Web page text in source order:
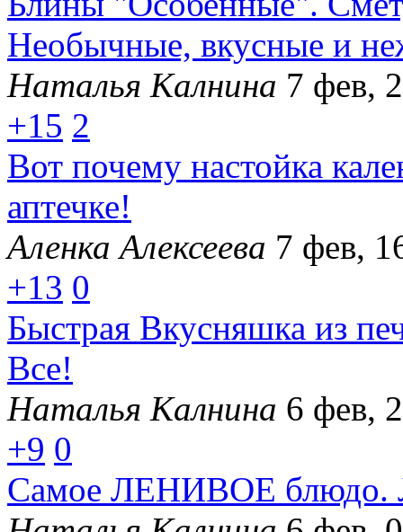
Необычные, вкусные и
Наталья Калнина 7 фев,
+15 2
Вот почему настойка
аптечке!
Аленка Алексеева 7 фев,
+13 0
Быстрая Вкусняшка из
Все!
Наталья Калнина 6 фев,
+9 0
Самое ЛЕНИВОЕ блюдо.